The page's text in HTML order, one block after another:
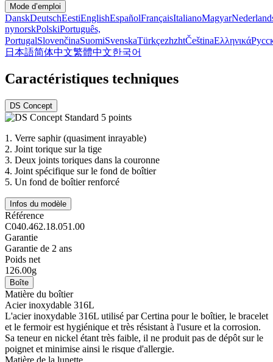
Mode d’emploi
DanskDeutschEestiEnglishEspañolFrançaisItalianoMagyar
nynorskPolskiPortuguês,
PortugalSlovenčinaSuomiSvenskaTürkçezhzhtČeštinaΕλληνικά
日本語简体中文繁體中文한국어
Caractéristiques techniques
DS Concept
1. Verre saphir (quasiment inrayable)
2. Joint torique sur la tige
3. Deux joints toriques dans la couronne
4. Joint spécifique sur le fond de boîtier
5. Un fond de boîtier renforcé
Infos du modèle
Référence
C040.462.18.051.00
Garantie
Garantie de 2 ans
Poids net
126.00g
Boîte
Matière du boîtier
Acier inoxydable 316L
L'acier inoxydable 316L utilisé par Certina pour le boîtier, le bracelet
et le fermoir est hygiénique et très résistant à l'usure et la corrosion.
Sa teneur en nickel étant très faible, il ne produit pas de dépôt sur le
poignet et minimise ainsi le risque d'allergie.